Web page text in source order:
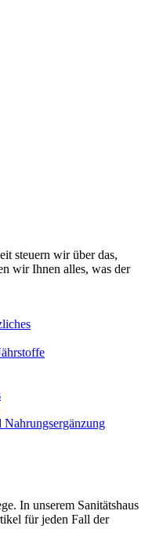
steuern wir über das,
wir Ihnen alles, was der
In unserem Sanitätshaus
für jeden Fall der